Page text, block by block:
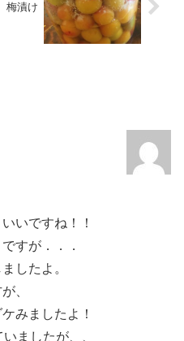
梅漬け
いですね！！
すが．．．
したよ。
、
みましたよ！
ましたが、、